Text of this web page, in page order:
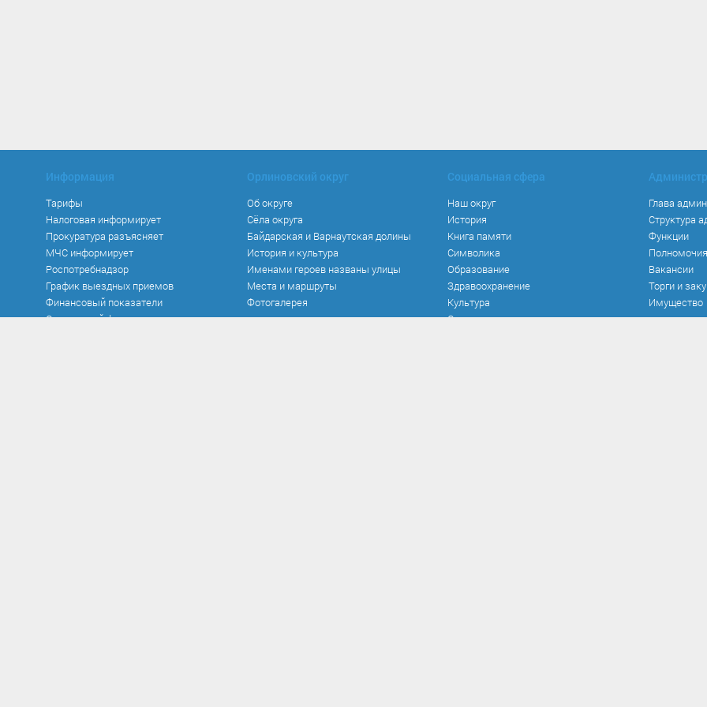
Информация
Тарифы
Налоговая информирует
Прокуратура разъясняет
МЧС информирует
Роспотребнадзор
График выездных приемов
Финансовый показатели
Социальный фонд
Орлиновский округ
Об округе
Сёла округа
Байдарская и Варнаутская долины
История и культура
Именами героев названы улицы
Места и маршруты
Фотогалерея
Социальная сфера
Наш округ
История
Книга памяти
Символика
Образование
Здравоохранение
Культура
Спорт
Глава
Структура
Функции
Полномочия
Вакансии
Торги и
Имущество